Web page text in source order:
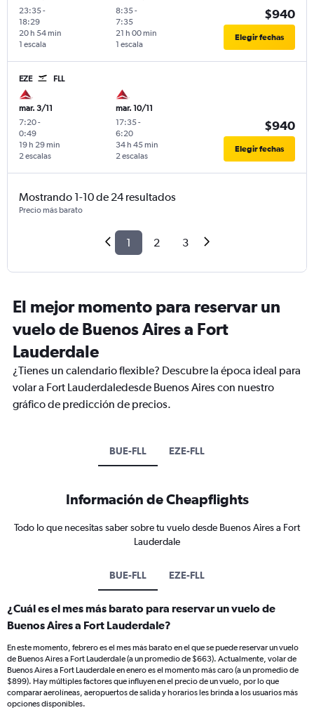
23:35-
18:29
1 escala
20 h 54 min
8:35-
7:35
1 escala
21 h 00 min
$940
Elegir fechas
EZE FLL
mar. 3/11
7:20-
0:49
2 escalas
19 h 29 min
mar. 10/11
17:35-
6:20
2 escalas
34 h 45 min
$940
Elegir fechas
Mostrando 1-10 de 24 resultados
Precio más barato
1 2 3
El mejor momento para reservar un
vuelo de Buenos Aires a Fort
Lauderdale
¿Tienes un calendario flexible? Descubre la época ideal para
volar a Fort Lauderdaledesde Buenos Aires con nuestro
gráfico de predicción de precios.
BUE-FLL EZE-FLL
Información de Cheapflights
Todo lo que necesitas saber sobre tu vuelo desde Buenos Aires a Fort
Lauderdale
BUE-FLL EZE-FLL
¿Cuál es el mes más barato para reservar un vuelo de
Buenos Aires a Fort Lauderdale?
En este momento, febrero es el mes más barato en el que se puede reservar un vuelo
de Buenos Aires a Fort Lauderdale (a un promedio de $663). Actualmente, volar de
Buenos Aires a Fort Lauderdale en enero es el momento más caro (a un promedio de
$899). Hay múltiples factores que influyen en el precio de un vuelo, por lo que
comparar aerolíneas, aeropuertos de salida y horarios les brinda a los usuarios más
opciones disponibles.